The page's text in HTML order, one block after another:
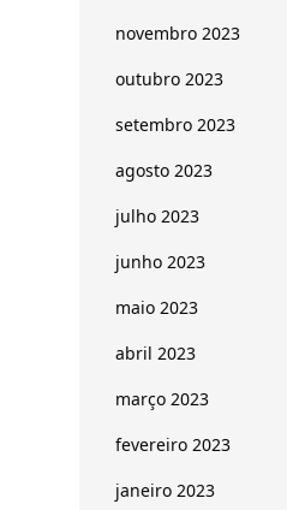
novembro 2023
outubro 2023
setembro 2023
agosto 2023
julho 2023
junho 2023
maio 2023
abril 2023
março 2023
fevereiro 2023
janeiro 2023